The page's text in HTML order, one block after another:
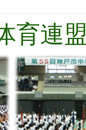
育連盟